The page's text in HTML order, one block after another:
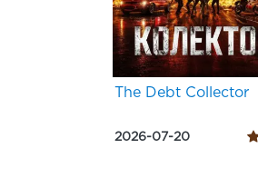
The Debt Collector
2026-07-20